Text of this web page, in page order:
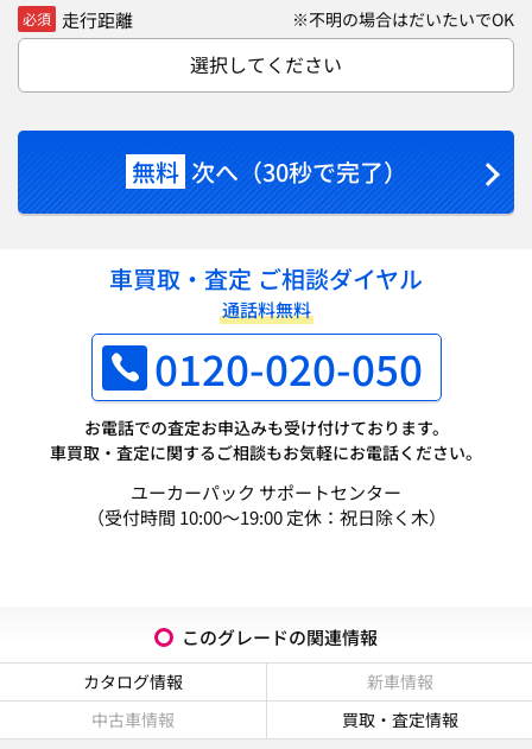
必須 走行距離 ※不明の場合はだいたいでOK
選択してください
無料 次へ（30秒で完了）
車買取・査定 ご相談ダイヤル
通話料無料
0120-020-050
お電話での査定お申込みも受け付けております。
車買取・査定に関するご相談もお気軽にお電話ください。
ユーカーパック サポートセンター
（受付時間 10:00～19:00 定休：祝日除く木）
このグレードの関連情報
カタログ情報
新車情報
中古車情報
買取・査定情報